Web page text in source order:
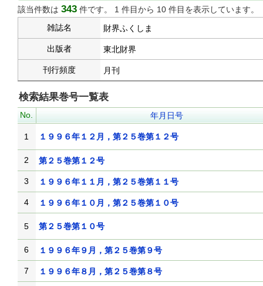
該当件数は 343 件です。 1 件目から 10 件目を表示しています。
雑誌名
財界ふくしま
出版者 東北財界
刊行頻度 月刊
検索結果巻号一覧表
No. 年月日号
1 １９９６年１２月，第２５巻第１２号
2 第２５巻第１２号
3 １９９６年１１月，第２５巻第１１号
4 １９９６年１０月，第２５巻第１０号
5 第２５巻第１０号
6 １９９６年９月，第２５巻第９号
7 １９９６年８月，第２５巻第８号